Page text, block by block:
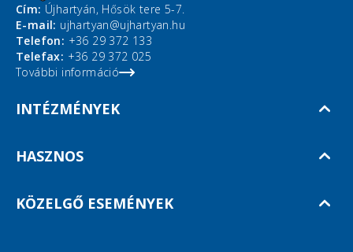
Cím: Újhartyán, Hősök tere 5-7.
E-mail: ujhartyan@ujhartyan.hu
Telefon: +36 29 372 133
Telefax: +36 29 372 025
További információ
INTÉZMÉNYEK
HASZNOS
KÖZELGŐ ESEMÉNYEK